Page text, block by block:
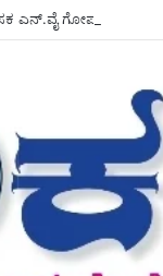
ಎನ್.ವೈ ಗೋಪಾಲಕೃಷ್ಣ ಚರ್ಚೆ.